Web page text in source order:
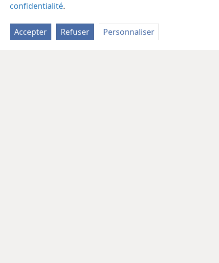
confidentialité.
Accepter Refuser Personnaliser